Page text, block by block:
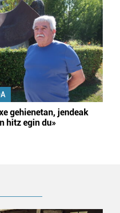
babesten dira. Ikusi gure
ustez zein helburutarako
horren aurka nola egin
prozesatzeko moduari
eta ezarri zure lehentasunak
alda edo ken dezakezu
eta hirugarrenen cookie-
gehienetan, jendeak
hitz egin du»